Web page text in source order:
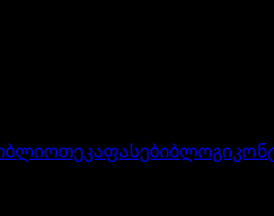
ფასებიბლოგი